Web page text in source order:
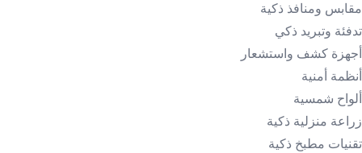
مقابس ومنافذ ذكية
تدفئة وتبريد ذكي
أجهزة كشف واستشعار
أنظمة أمنية
ألواح شمسية
زراعة منزلية ذكية
تقنيات مطبخ ذكية